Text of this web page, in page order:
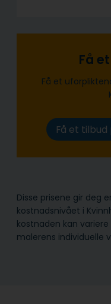
Få
Få et
Få et
Disse prisene gir deg
kostnadsnivået i
kostnaden kan
malerens individuelle